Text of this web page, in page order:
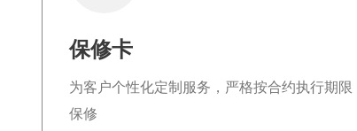
保修卡
为客户个性化定制服务，严格按合约执行期限
保修